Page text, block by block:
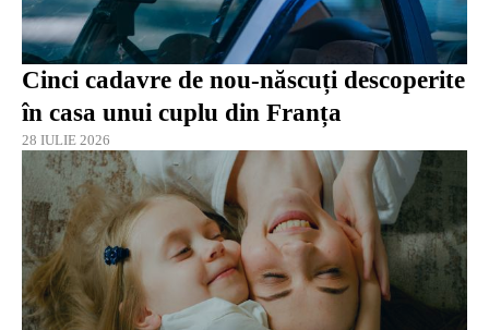
Cinci cadavre de nou-născuți descoperite
în casa unui cuplu din Franța
28 IULIE 2026